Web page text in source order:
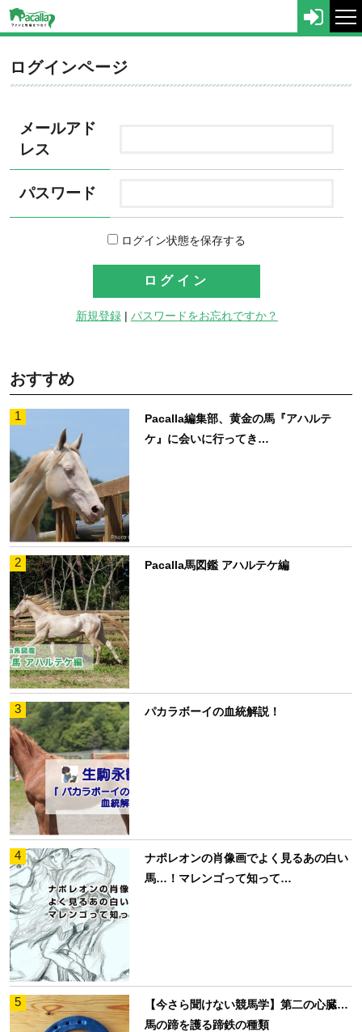
ログインページ
メールアド
レス
パスワード
ログイン状態を保存する
新規登録| パスワードをお忘れですか？
おすすめ
1
Pacalla編集部、黄金の馬『アハルテ
ケ』に会いに行ってき…
2 Pacalla馬図鑑 アハルテケ編
3 パカラボーイの血統解説！
4
ナポレオンの肖像画でよく見るあの白い
馬…！マレンゴって知って…
5
【今さら聞けない競馬学】第二の心臓…
馬の蹄を護る蹄鉄の種類